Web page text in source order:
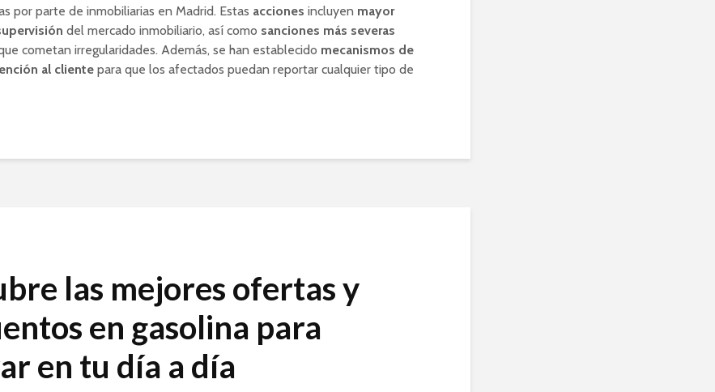
por parte de inmobiliarias en Madrid. Estas acciones incluyen mayor
del mercado inmobiliario, así como sanciones más severas
cometan irregularidades. Además, se han establecido mecanismos de
al cliente para que los afectados puedan reportar cualquier tipo de
las mejores ofertas y
en gasolina para
en tu día a día